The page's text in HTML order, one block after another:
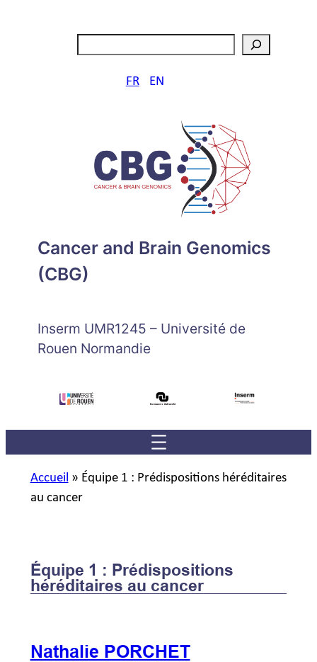
FR EN
Cancer and Brain Genomics
(CBG)
Inserm UMR1245 – Université de
Rouen Normandie
Accueil » Équipe 1 : Prédispositions héréditaires
au cancer
Équipe 1 : Prédispositions
héréditaires au cancer
Nathalie PORCHET